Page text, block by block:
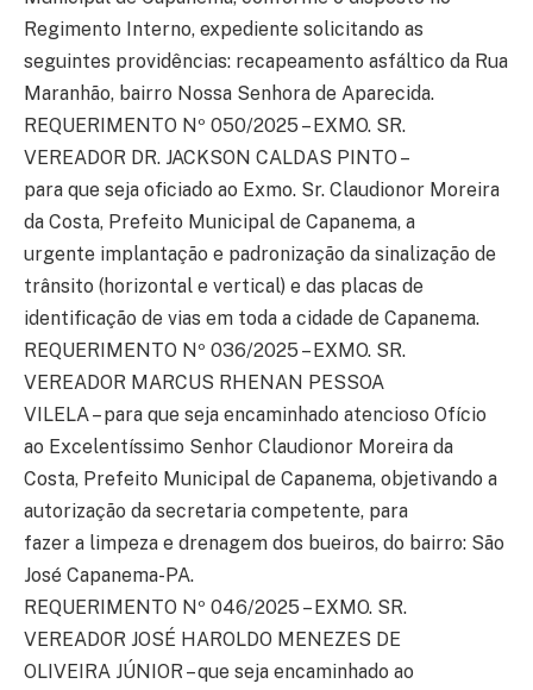
Regimento Interno, expediente solicitando as
seguintes providências: recapeamento asfáltico da Rua
Maranhão, bairro Nossa Senhora de Aparecida.
REQUERIMENTO Nº 050/2025 – EXMO. SR.
VEREADOR DR. JACKSON CALDAS PINTO –
para que seja oficiado ao Exmo. Sr. Claudionor Moreira
da Costa, Prefeito Municipal de Capanema, a
urgente implantação e padronização da sinalização de
trânsito (horizontal e vertical) e das placas de
identificação de vias em toda a cidade de Capanema.
REQUERIMENTO Nº 036/2025 – EXMO. SR.
VEREADOR MARCUS RHENAN PESSOA
VILELA – para que seja encaminhado atencioso Ofício
ao Excelentíssimo Senhor Claudionor Moreira da
Costa, Prefeito Municipal de Capanema, objetivando a
autorização da secretaria competente, para
fazer a limpeza e drenagem dos bueiros, do bairro: São
José Capanema-PA.
REQUERIMENTO Nº 046/2025 – EXMO. SR.
VEREADOR JOSÉ HAROLDO MENEZES DE
OLIVEIRA JÚNIOR – que seja encaminhado ao